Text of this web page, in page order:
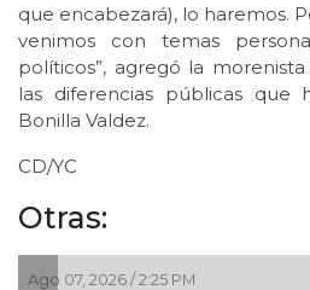
que encabezará), lo haremos.
venimos con temas
políticos”, agregó la
las diferencias públicas que
Bonilla Valdez.
CD/YC
Otras:
Ago 07, 2026 / 2:25 PM